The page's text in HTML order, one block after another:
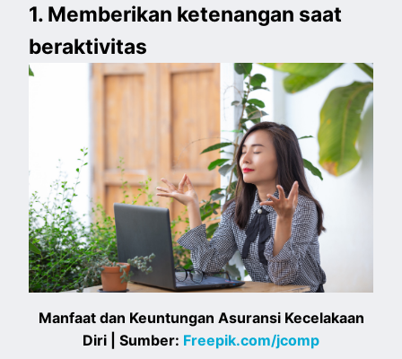
1. Memberikan ketenangan saat
beraktivitas
Manfaat dan Keuntungan Asuransi Kecelakaan
Diri | Sumber: Freepik.com/jcomp